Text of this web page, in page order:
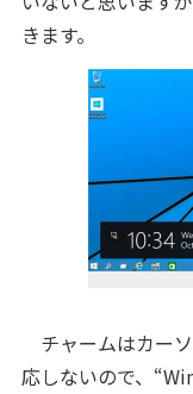
きます。
チャームはカー
応しないので、